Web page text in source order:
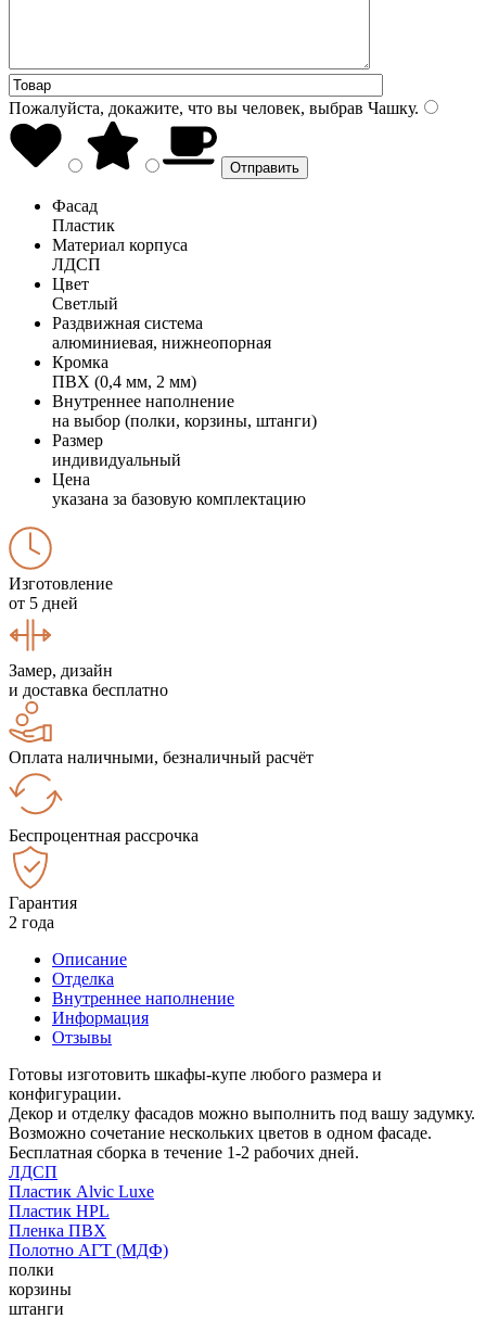
Пожалуйста, докажите, что вы человек, выбрав Чашку.
Фасад
Пластик
Материал корпуса
ЛДСП
Цвет
Светлый
Раздвижная система
алюминиевая, нижнеопорная
Кромка
ПВХ (0,4 мм, 2 мм)
Внутреннее наполнение
на выбор (полки, корзины, штанги)
Размер
индивидуальный
Цена
указана за базовую комплектацию
Изготовление
от 5 дней
Замер, дизайн
и доставка бесплатно
Оплата наличными, безналичный расчёт
Беспроцентная рассрочка
Гарантия
2 года
Описание
Отделка
Внутреннее наполнение
Информация
Отзывы
Готовы изготовить шкафы-купе любого размера и
конфигурации.
Декор и отделку фасадов можно выполнить под вашу задумку.
Возможно сочетание нескольких цветов в одном фасаде.
Бесплатная сборка в течение 1-2 рабочих дней.
ЛДСП
Пластик Alvic Luxe
Пластик HPL
Пленка ПВХ
Полотно АГТ (МДФ)
полки
корзины
штанги